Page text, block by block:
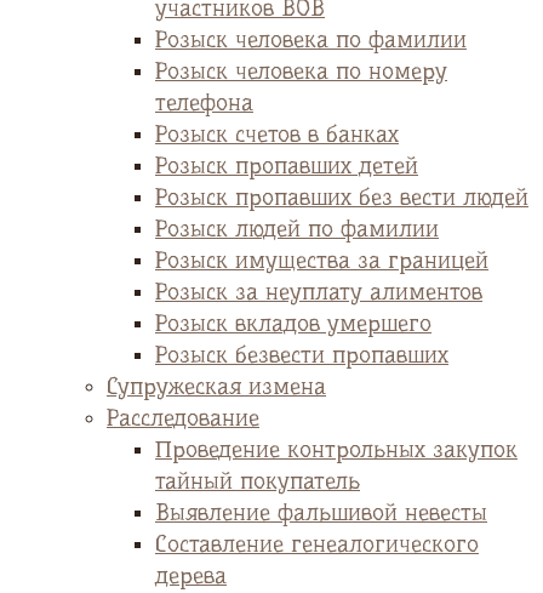
участников ВОВ
Розыск человека по фамилии
Розыск человека по номеру
телефона
Розыск счетов в банках
Розыск пропавших детей
Розыск пропавших без вести людей
Розыск людей по фамилии
Розыск имущества за границей
Розыск за неуплату алиментов
Розыск вкладов умершего
Розыск безвести пропавших
Супружеская измена
Расследование
Проведение контрольных закупок
тайный покупатель
Выявление фальшивой невесты
Cоставление генеалогического
дерева